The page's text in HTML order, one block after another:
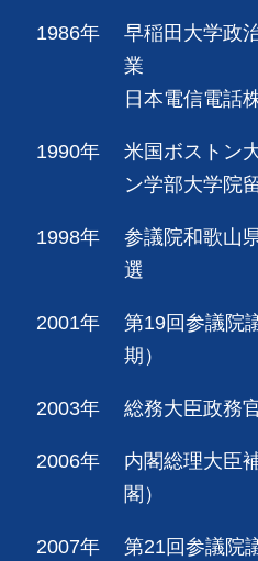
1986年
早稲田大学政
業
日本電信電話
1990年
米国ボストン
ン学部大学院
1998年
参議院和歌山
選
2001年
第19回参議院
期）
2003年 総務大臣政務
2006年
内閣総理大臣
閣）
2007年
第21回参議院